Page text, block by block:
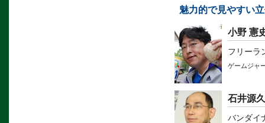
魅力的で見やすい
小野 憲
フリーラ
ゲームジャ
石井源久
バンダイ